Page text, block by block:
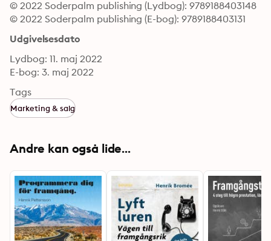
© 2022 Soderpalm publishing (Lydbog): 9789188403148
© 2022 Soderpalm publishing (E-bog): 9789188403131
Udgivelsesdato
Lydbog: 11. maj 2022
E-bog: 3. maj 2022
Tags
Marketing & salg
Andre kan også lide...